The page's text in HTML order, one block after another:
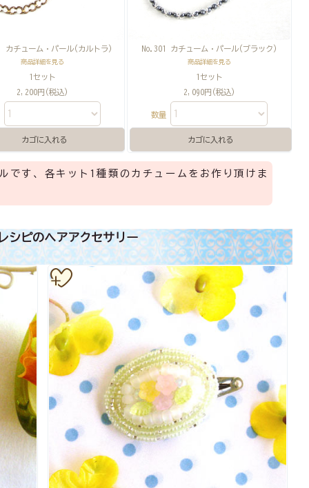
チューム・パール(カルトラ)
商品詳細を見る
1セット
2,200円(税込)
No.301 カチューム・パール(ブラック)
商品詳細を見る
1セット
2,090円(税込)
数量
です、各キット1種類のカチュームをお作り頂けま
シピのヘアアクセサリー